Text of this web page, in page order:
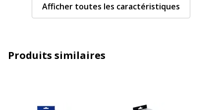
Compatible avec
technologie
Jet d'encre
Caractéristiques générales
Afficher toutes les caractéristiques
Produits similaires